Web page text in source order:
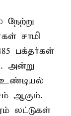
நேற்று
சாமி
பக்தர்கள்
அன்று
உண்டியல்
ஆகும்.
லட்டுகள்